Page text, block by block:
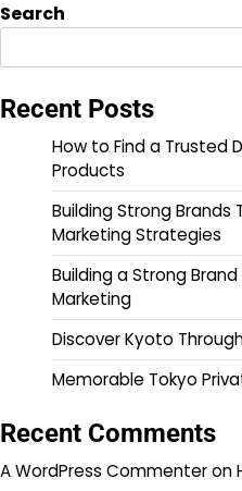
Search
Recent Posts
How to Find a Trusted
Products
Building Strong Brands
Marketing Strategies
Building a Strong
Marketing
Discover Kyoto
Memorable Tokyo
Recent Comments
A WordPress Commenteron